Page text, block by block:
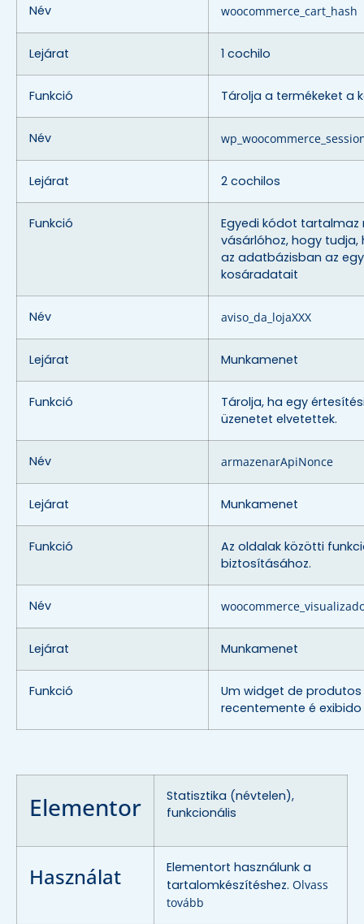
Név woocommerce_cart_hash
Lejárat 1 cochilo
Funkció Tárolja a termékeket a
Név
Lejárat 2 cochilos
Funkció
Egyedi kódot tartalmaz
vásárlóhoz, hogy
az adatbázisban az
kosáradatait
Név aviso_da_lojaXXX
Lejárat Munkamenet
Funkció
Tárolja, ha egy
üzenetet elvetettek.
Név armazenarApiNonce
Lejárat Munkamenet
Funkció
Az oldalak közötti
biztosításához.
Név
Lejárat Munkamenet
Funkció
Um widget de
recentemente é exibido
Elementor
Statisztika (névtelen),
funkcionális
Használat
Elementort használunk a
tartalomkészítéshez. Olvass
tovább